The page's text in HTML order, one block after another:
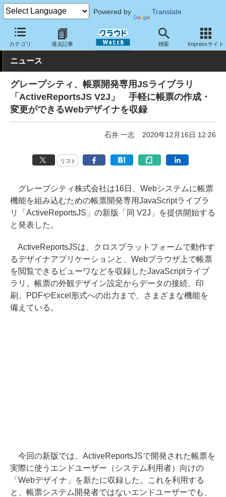
Powered by Translate
カテゴリ 過去記事 検索 Impressサイト
クラウド Watch サービス・ソフト ソフトウェア 開発関連
ニュース
グレープシティ、帳票開発専用JSライブラリ
「ActiveReportsJS V2J」 手軽に帳票の作成・
変更ができるWebデザイナを収録
石井 一志 2020年12月16日 12:26
リスト
グレープシティ株式会社は16日、Webシステムに帳票
機能を組み込むための帳票開発専用JavaScriptライブラ
リ「ActiveReportsJS」の新版「同 V2J」を提供開始する
と発表した。
ActiveReportsJSは、クロスプラットフォームで動作す
るデザイナアプリケーションと、Webブラウザ上で帳票
を閲覧できるビューワなどを収録したJavaScriptライブ
ラリ。帳票の外観デザイン設定からデータの接続、印
刷、PDFやExcel形式への出力まで、さまざまな機能を
備えている。
今回の新版では、ActiveReportsJSで開発された帳票を
実際に使うエンドユーザー（システム利用者）向けの
「Webデザイナ」を新たに収録した。これを利用する
と、帳票システム開発者ではないエンドユーザーでも、